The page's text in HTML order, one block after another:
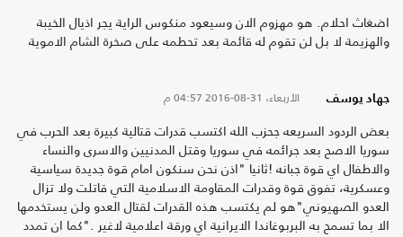
اضغاث احلام. هو مهزوم الان وسيعود منكوس الراية يجر اذيال الخيبة
والهزيمة لا بل لن تقوم له قائمة بعد تحطمه على صخرة الشام الاموية
جهاد يوسف الأربعاء، 31-08-2016 04:57 م
بعض الردود السريعه جحزب الله اكتسب قدرات قتالية كبيرة بعد الحرب في
سوريا الاصح بعد جرائمه في سوريا وقتل المدنيين والاسرى والنساء
والاطفال اي قوة جبانه !ثانيا "اذن نحن سنكون امام قوة جديدة سياسية
وعسكرية، تفوق قوة وقدرات المقاومة الاسلامية التي قاتلت ولا تزال
العدو الصهيوني"هو لم يكتسب هذه القدرات لقتال العدو ولن يستخدمها
الا بما تسمح به البربوغاندا الايرانية اي ورقة اعلامية لاغير ."كما ان تمدد